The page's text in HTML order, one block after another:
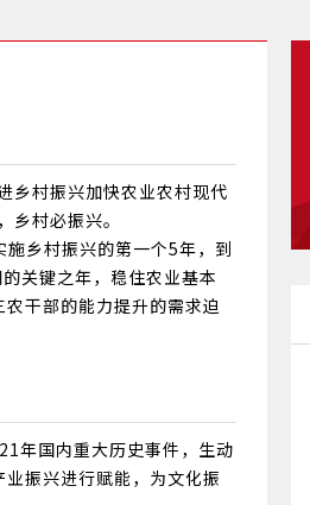
乡村振兴加快农业农村现代
村必振兴。
乡村振兴的第一个5年，到
关键之年，稳住农业基本
干部的能力提升的需求迫
年国内重大历史事件，生动
振兴进行赋能，为文化振